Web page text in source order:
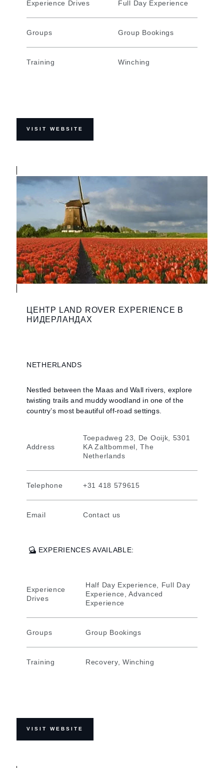
Experience Drives Full Day Experience
Groups Group Bookings
Training Winching
VISIT WEBSITE
ЦЕНТР LAND ROVER EXPERIENCE В
НИДЕРЛАНДАХ
NETHERLANDS
Nestled between the Maas and Wall rivers, explore
twisting trails and muddy woodland in one of the
country’s most beautiful off-road settings.
Address
Toepadweg 23, De Ooijk, 5301
KA Zaltbommel, The
Netherlands
Telephone +31 418 579615
Email Contact us
EXPERIENCES AVAILABLE:
Experience
Drives
Half Day Experience, Full Day
Experience, Advanced
Experience
Groups Group Bookings
Training Recovery, Winching
VISIT WEBSITE